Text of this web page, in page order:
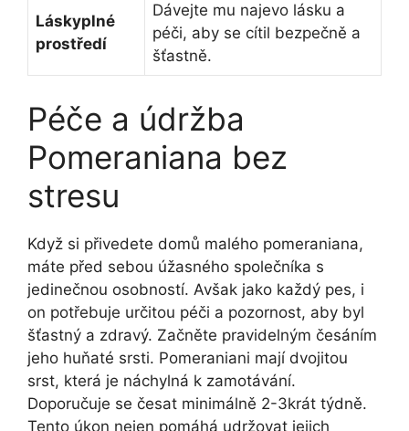
Láskyplné
prostředí
Dávejte mu najevo lásku a
péči, aby se cítil bezpečně a
šťastně.
Péče a údržba
Pomeraniana bez
stresu
Když si přivedete domů malého pomeraniana,
máte před sebou úžasného společníka s
jedinečnou osobností. Avšak jako každý pes, i
on potřebuje určitou péči a pozornost, aby byl
šťastný a zdravý. Začněte pravidelným česáním
jeho huňaté srsti. Pomeraniani mají dvojitou
srst, která je náchylná k zamotávání.
Doporučuje se česat minimálně 2-3krát týdně.
Tento úkon nejen pomáhá udržovat jejich